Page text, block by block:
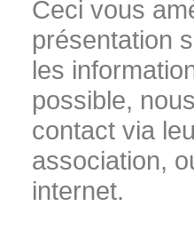
Ceci vous
présentation
les
possible,
contact via
association,
internet.